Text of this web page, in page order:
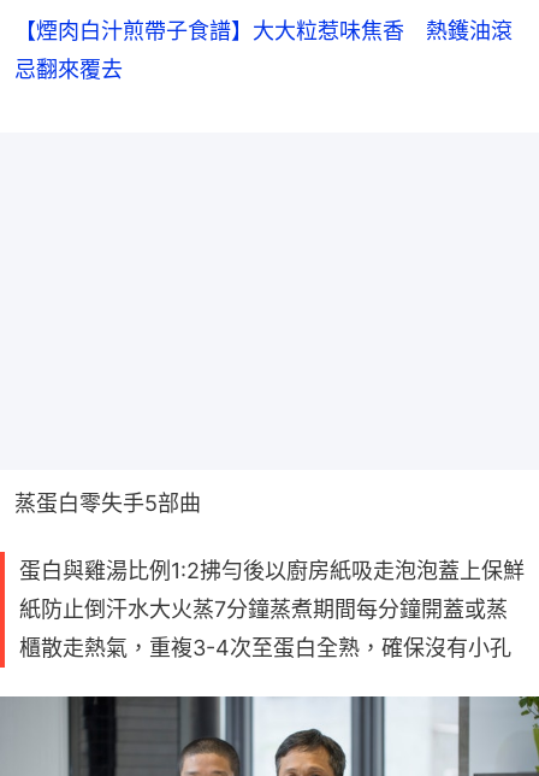
【煙肉白汁煎帶子食譜】大大粒惹味焦香 熱鑊油滾
忌翻來覆去
蒸蛋白零失手5部曲
蛋白與雞湯比例1:2拂勻後以廚房紙吸走泡泡蓋上保鮮
紙防止倒汗水大火蒸7分鐘蒸煮期間每分鐘開蓋或蒸
櫃散走熱氣，重複3-4次至蛋白全熟，確保沒有小孔